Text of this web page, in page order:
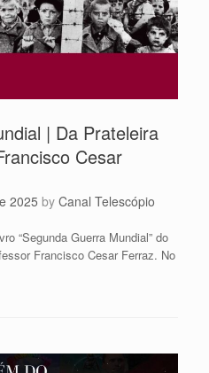
| Da Prateleira
Cesar
2025 by Canal Telescópio
“Segunda Guerra Mundial” do
Francisco Cesar Ferraz. No